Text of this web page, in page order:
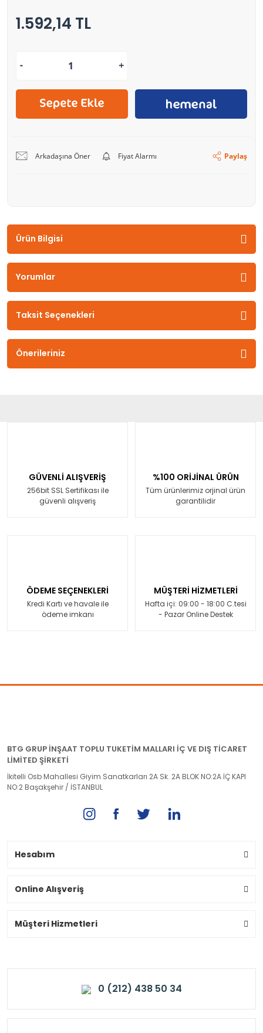
1.592,14 TL
Arkadaşına Öner Fiyat Alarmı Paylaş
Ürün Bilgisi
Yorumlar
Taksit Seçenekleri
Önerileriniz
GÜVENLİ ALIŞVERİŞ
256bit SSL Sertifikası ile
güvenli alışveriş
%100 ORİJİNAL ÜRÜN
Tüm ürünlerimiz orjinal ürün
garantilidir
ÖDEME SEÇENEKLERİ
Kredi Kartı ve havale ile
ödeme imkanı
MÜŞTERİ HİZMETLERİ
Hafta içi: 09:00 - 18:00 C.tesi
- Pazar Online Destek
BTG GRUP İNŞAAT TOPLU TUKETİM MALLARI İÇ VE DIŞ TİCARET
LİMİTED ŞİRKETİ
İkitelli Osb Mahallesi Giyim Sanatkarları 2A Sk. 2A BLOK NO:2A İÇ KAPI
NO:2 Başakşehir / İSTANBUL
Hesabım
Online Alışveriş
Müşteri Hizmetleri
0 (212) 438 50 34